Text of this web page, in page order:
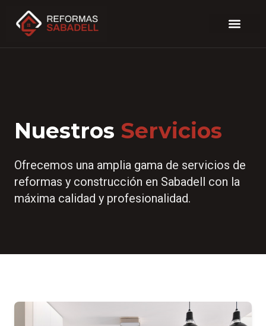
Nuestros Servicios
Ofrecemos una amplia gama de servicios de
reformas y construcción en Sabadell con la
máxima calidad y profesionalidad.